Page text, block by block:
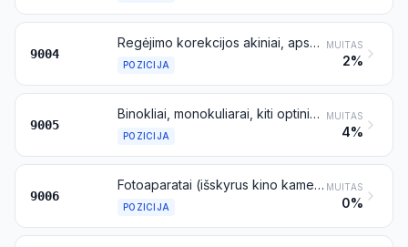
9004
Regėjimo korekcijos akiniai, apsauginiai (arba tamsūs) akiniai arba kiti akiniai
POZICIJA
MUITAS
2%
9005
Binokliai, monokuliarai, kiti optiniai teleskopai ir jų tvirtinimo įtaisai; kiti astronomijos prietaisai ir jų tvirtinimo įtaisai, išskyrus radioastronomijos prietaisus
POZICIJA
MUITAS
4%
9006
Fotoaparatai (išskyrus kino kameras); fotoblykstės ir fotoblyksčių lempos, išskyrus dujošvytes lempas, priskiriamas 8539 pozicijai
POZICIJA
MUITAS
0%